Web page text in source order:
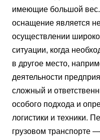
имеющие большой вес.
оснащение является
осуществлении
ситуации, когда
в другое место,
деятельности
сложный и
особого подхода и
логистики и техники.
грузовом транспорте